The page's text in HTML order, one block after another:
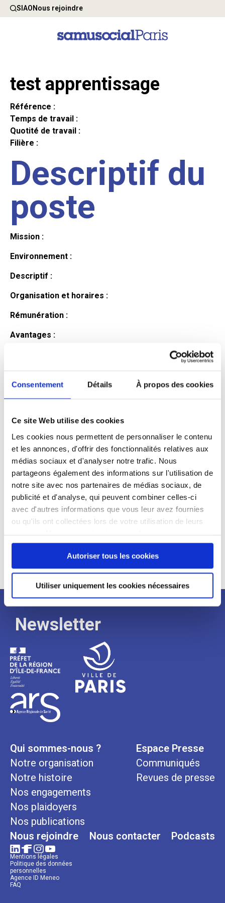
Consentement Détails À propos des cookies
Ce site Web utilise des cookies
Les cookies nous permettent de personnaliser le contenu
et les annonces, d'offrir des fonctionnalités relatives aux
médias sociaux et d'analyser notre trafic. Nous
partageons également des informations sur l'utilisation de
notre site avec nos partenaires de médias sociaux, de
publicité et d'analyse, qui peuvent combiner celles-ci
avec d'autres informations que vous leur avez fournies
ou qu'ils ont collectées lors de votre utilisation de leurs
continuez à utiliser notre site Web.
Autoriser tous les cookies
Utiliser uniquement les cookies nécessaires
SIAONous rejoindre
test apprentissage
Référence :
Temps de travail :
Quotité de travail :
Filière :
Descriptif du
poste
Mission :
Environnement :
Descriptif :
Organisation et horaires :
Rémunération :
Avantages :
candidat
Profil recherché :
Expérience :
Processus
de
recrutement
Newsletter
Qui sommes-nous ?
Notre organisation
Notre histoire
Nos engagements
Nos plaidoyers
Nos publications
Espace Presse
Communiqués
Revues de presse
Nous rejoindre Nous contacter Podcasts
Mentions légales
Politique des données
personnelles
Agence ID Meneo
FAQ